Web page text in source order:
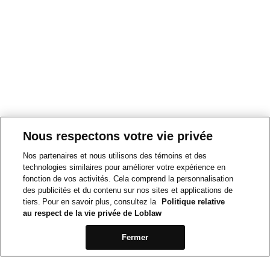
Nous respectons votre vie privée
Nos partenaires et nous utilisons des témoins et des
technologies similaires pour améliorer votre expérience en
fonction de vos activités. Cela comprend la personnalisation
des publicités et du contenu sur nos sites et applications de
tiers. Pour en savoir plus, consultez la
Politique relative
au respect de la vie privée de Loblaw
Fermer